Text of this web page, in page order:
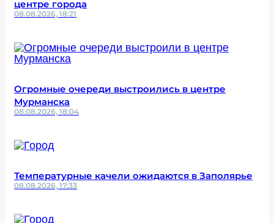
центре города
08.08.2026, 18:21
Огромные очереди выстроились в центре
Мурманска
08.08.2026, 18:04
Температурные качели ожидаются в Заполярье
08.08.2026, 17:33